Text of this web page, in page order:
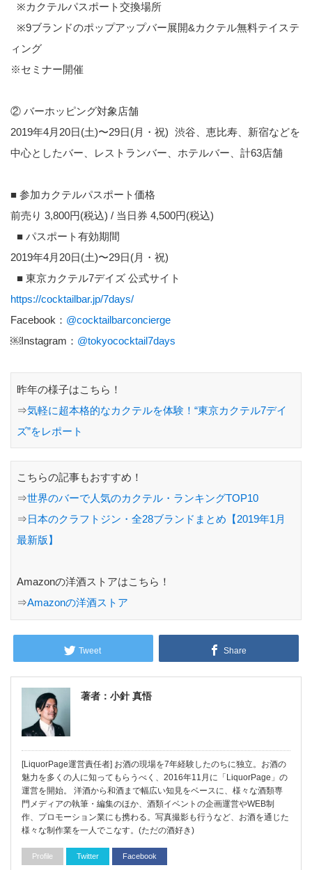
※カクテルパスポート交換場所
※9ブランドのポップアップバー展開&カクテル無料テイステ
ィング
※セミナー開催
② バーホッピング対象店舗
2019年4月20日(土)〜29日(月・祝) 渋谷、恵比寿、新宿などを
中心としたバー、レストランバー、ホテルバー、計63店舗
■ 参加カクテルパスポート価格
前売り 3,800円(税込) / 当日券 4,500円(税込)
■ パスポート有効期間
2019年4月20日(土)〜29日(月・祝)
■ 東京カクテル7デイズ 公式サイト
https://cocktailbar.jp/7days/
Facebook： @cocktailbarconcierge
￼Instagram： @tokyococktail7days
昨年の様子はこちら！
⇒気軽に超本格的なカクテルを体験！“東京カクテル7デイ
ズ”をレポート
こちらの記事もおすすめ！
⇒世界のバーで人気のカクテル・ランキングTOP10
⇒日本のクラフトジン・全28ブランドまとめ【2019年1月
最新版】
Amazonの洋酒ストアはこちら！
⇒Amazonの洋酒ストア
Tweet Share
著者：小針 真悟
[LiquorPage運営責任者] お酒の現場を7年経験したのちに独立。お酒の
魅力を多くの人に知ってもらうべく、2016年11月に「LiquorPage」の
運営を開始。 洋酒から和酒まで幅広い知見をベースに、様々な酒類専
門メディアの執筆・編集のほか、酒類イベントの企画運営やWEB制
作、プロモーション業にも携わる。写真撮影も行うなど、お酒を通じた
様々な制作業を一人でこなす。(ただの酒好き)
Profile Twitter Facebook